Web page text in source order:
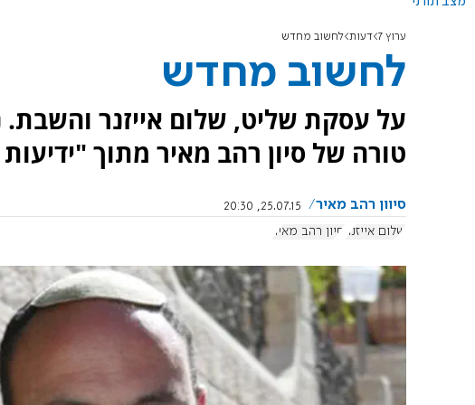
ערוץ 7 דעות לחשוב מחדש
לחשוב מחדש
על עסקת שליט, שלום אייזנר
טורה של סיון רהב מאיר מתוך
סיוון רהב מאיר
25.07.15, 20:30
שלום אייזנר סיון רהב מאיר